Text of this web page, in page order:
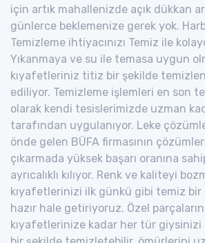
için artık mahallenizde açık dükkan
günlerce beklemenize gerek yok.
Temizleme ihtiyacınızı Temiz ile
Yıkanmaya ve su ile temasa uygun
kıyafetleriniz titiz bir şekilde
ediliyor. Temizleme işlemleri en son
olarak kendi tesislerimizde uzman
tarafından uygulanıyor. Leke
önde gelen BÜFA firmasının
çıkarmada yüksek başarı oranına
ayrıcalıklı kılıyor. Renk ve kaliteyi
kıyafetlerinizi ilk günkü gibi temiz bir
hazır hale getiriyoruz. Özel
kıyafetlerinize kadar her tür